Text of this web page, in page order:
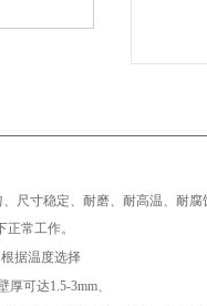
尺寸稳定、耐磨、耐高温、耐
常工作。
据温度选择
可达1.5-3mm、